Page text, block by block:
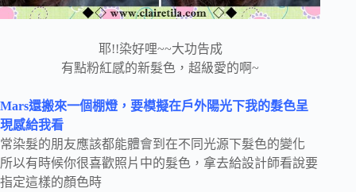
耶!!染好哩~~大功告成
有點粉紅感的新髮色，超級愛的啊~
Mars還搬來一個棚燈，要模擬在戶外陽光下我的髮色呈
現感給我看
常染髮的朋友應該都能體會到在不同光源下髮色的變化
所以有時候你很喜歡照片中的髮色，拿去給設計師看說要
指定這樣的顏色時